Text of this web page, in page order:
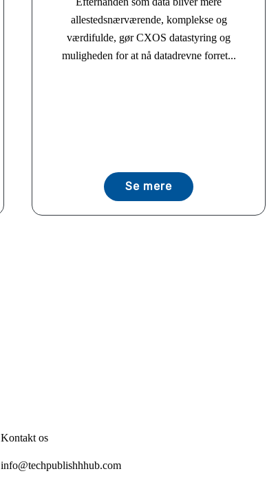
allestedsnærværende, komplekse og
værdifulde, gør CXOS datastyring og
muligheden for at nå datadrevne forret...
Se mere
Kontakt os
info@techpublishhhub.com